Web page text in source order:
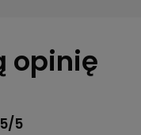
opinię
5/5